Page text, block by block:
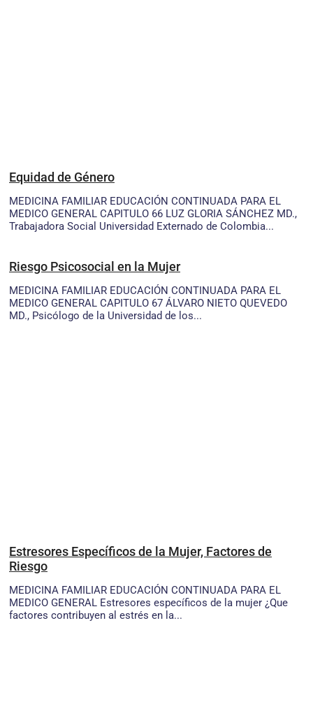
Equidad de Género
MEDICINA FAMILIAR EDUCACIÓN CONTINUADA PARA EL
MEDICO GENERAL CAPITULO 66 LUZ GLORIA SÁNCHEZ MD.,
Trabajadora Social Universidad Externado de Colombia...
Riesgo Psicosocial en la Mujer
MEDICINA FAMILIAR EDUCACIÓN CONTINUADA PARA EL
MEDICO GENERAL CAPITULO 67 ÁLVARO NIETO QUEVEDO
MD., Psicólogo de la Universidad de los...
Estresores Específicos de la Mujer, Factores de
Riesgo
MEDICINA FAMILIAR EDUCACIÓN CONTINUADA PARA EL
MEDICO GENERAL Estresores específicos de la mujer ¿Que
factores contribuyen al estrés en la...